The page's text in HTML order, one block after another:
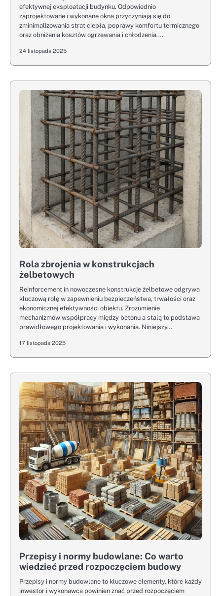
efektywnej eksploatacji budynku. Odpowiednio
zaprojektowane i wykonane okna przyczyniają się do
zminimalizowania strat ciepła, poprawy komfortu termicznego
oraz obniżenia kosztów ogrzewania i chłodzenia.…
24 listopada 2025
Rola zbrojenia w konstrukcjach
żelbetowych
Reinforcement in nowoczesne konstrukcje żelbetowe odgrywa
kluczową rolę w zapewnieniu bezpieczeństwa, trwałości oraz
ekonomicznej efektywności obiektu. Zrozumienie
mechanizmów współpracy między betonu a stalą to podstawa
prawidłowego projektowania i wykonania. Niniejszy…
17 listopada 2025
Przepisy i normy budowlane: Co warto
wiedzieć przed rozpoczęciem budowy
Przepisy i normy budowlane to kluczowe elementy, które każdy
inwestor i wykonawca powinien znać przed rozpoczęciem